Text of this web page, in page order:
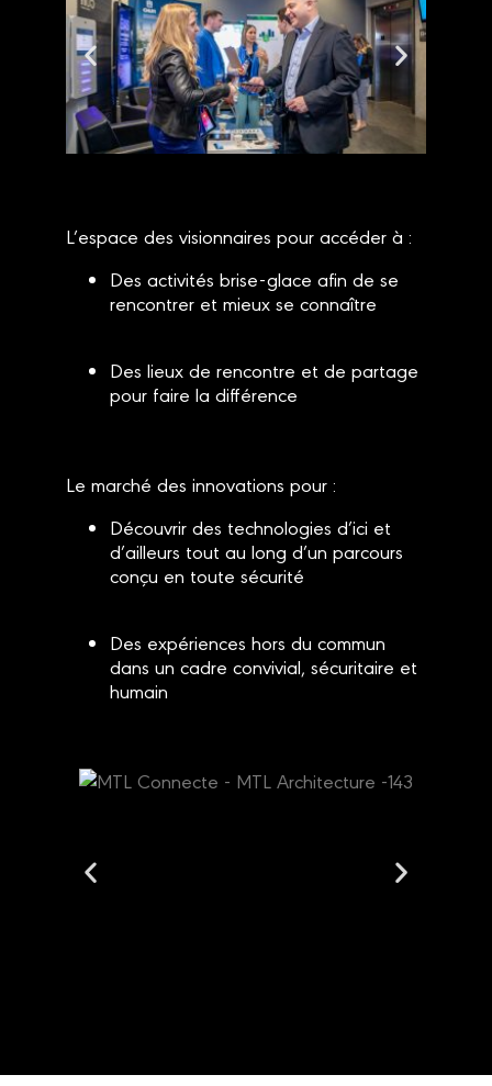
L’espace des visionnaires pour accéder à :
Des activités brise-glace afin de se
rencontrer et mieux se connaître
Des lieux de rencontre et de partage
pour faire la différence
Le marché des innovations pour :
Découvrir des technologies d’ici et
d’ailleurs tout au long d’un parcours
conçu en toute sécurité
Des expériences hors du commun
dans un cadre convivial, sécuritaire et
humain